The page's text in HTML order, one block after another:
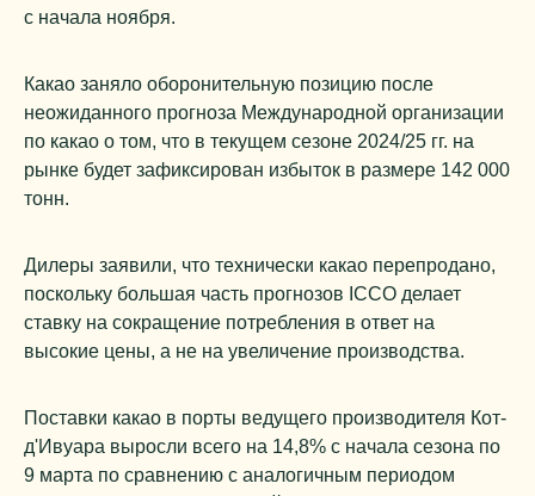
с начала ноября.
Какао заняло оборонительную позицию после
неожиданного прогноза Международной организации
по какао о том, что в текущем сезоне 2024/25 гг. на
рынке будет зафиксирован избыток в размере 142 000
тонн.
Дилеры заявили, что технически какао перепродано,
поскольку большая часть прогнозов ICCO делает
ставку на сокращение потребления в ответ на
высокие цены, а не на увеличение производства.
Поставки какао в порты ведущего производителя Кот-
д'Ивуара выросли всего на 14,8% с начала сезона по
9 марта по сравнению с аналогичным периодом